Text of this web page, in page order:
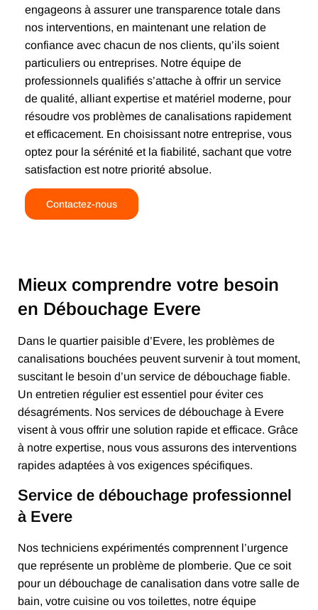
engageons à assurer une transparence totale dans
nos interventions, en maintenant une relation de
confiance avec chacun de nos clients, qu’ils soient
particuliers ou entreprises. Notre équipe de
professionnels qualifiés s’attache à offrir un service
de qualité, alliant expertise et matériel moderne, pour
résoudre vos problèmes de canalisations rapidement
et efficacement. En choisissant notre entreprise, vous
optez pour la sérénité et la fiabilité, sachant que votre
satisfaction est notre priorité absolue.
Contactez-nous
Mieux comprendre votre besoin
en Débouchage Evere
Dans le quartier paisible d’Evere, les problèmes de
canalisations bouchées peuvent survenir à tout moment,
suscitant le besoin d’un service de débouchage fiable.
Un entretien régulier est essentiel pour éviter ces
désagréments. Nos services de débouchage à Evere
visent à vous offrir une solution rapide et efficace. Grâce
à notre expertise, nous vous assurons des interventions
rapides adaptées à vos exigences spécifiques.
Service de débouchage professionnel
à Evere
Nos techniciens expérimentés comprennent l’urgence
que représente un problème de plomberie. Que ce soit
pour un débouchage de canalisation dans votre salle de
bain, votre cuisine ou vos toilettes, notre équipe